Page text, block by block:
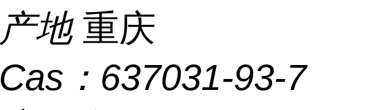
产地 重庆
Cas： 637031-93-7